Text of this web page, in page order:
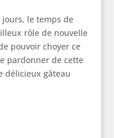
jours, le temps de
rôle de nouvelle
pouvoir choyer ce
pardonner de cette
délicieux gâteau